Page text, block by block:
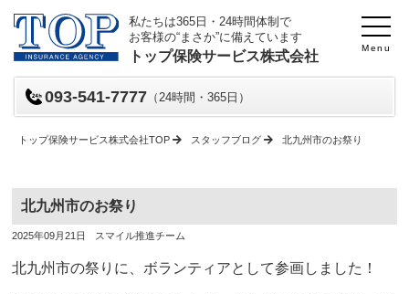
Menu
私たちは365日・24時間体制で
お客様の“まさか”に備えています
トップ保険サービス株式会社
093-541-7777 （24時間・365日）
トップ保険サービス株式会社TOP スタッフブログ 北九州市のお祭り
北九州市のお祭り
投
日
2025年09月21日
投
者
スマイル推進チーム
北九州市の祭りに、ボランティアとして参画しました！